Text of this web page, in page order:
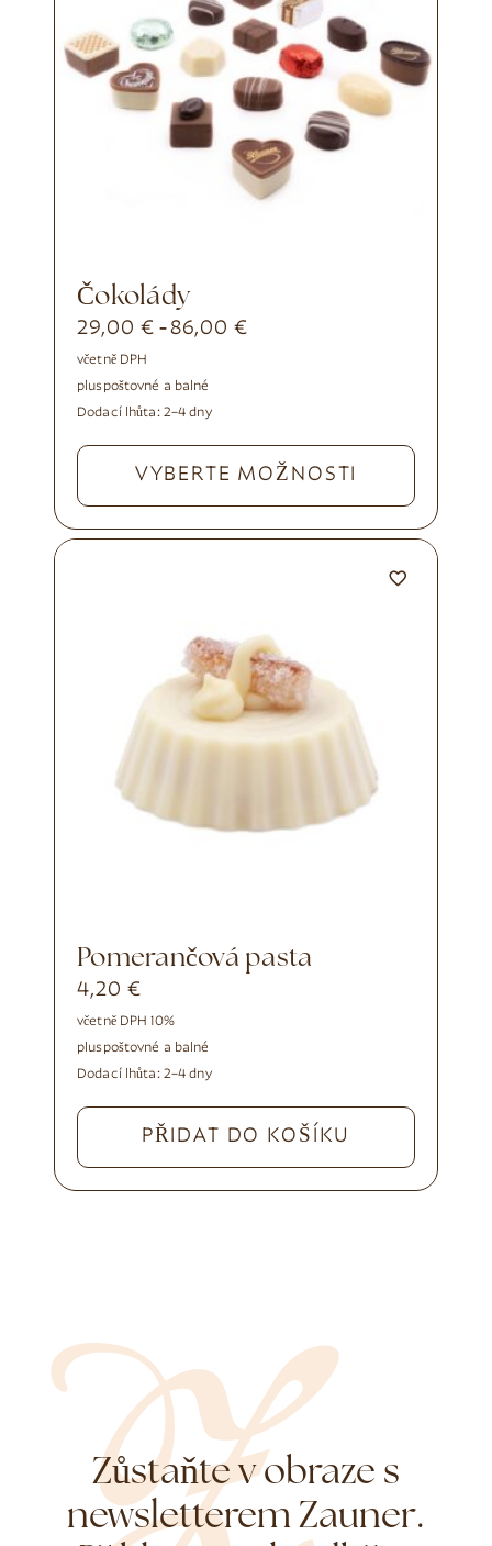
čokolády
29,00 € -86,00€
včetně DPH
pluspoštovné a balné
Dodací lhůta: 2–4 dny
VYBERTE MOŽNOSTI
Pomerančová pasta
4,20 €
včetně DPH 10%
pluspoštovné a balné
Dodací lhůta: 2–4 dny
PŘIDAT DO KOŠÍKU
Zůstaňte v obraze s
newsletterem Zauner.